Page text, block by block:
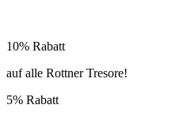
10% Rabatt
auf alle Rottner Tresore!
5% Rabatt